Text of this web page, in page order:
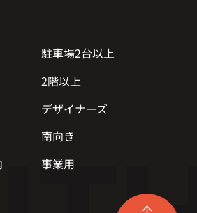
駐車場2台以上
2階以上
デザイナーズ
南向き
事業用